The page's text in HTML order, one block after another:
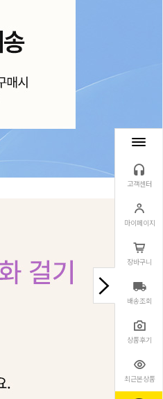
고객센터
마이페이지
장바구니
배송조회
상품후기
최근본상품